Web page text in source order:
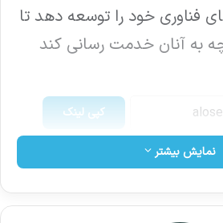
فناوری خود را توسعه دهد تا
به آنان خدمت رسانی کند
کپی لینک
نمایش بیشتر